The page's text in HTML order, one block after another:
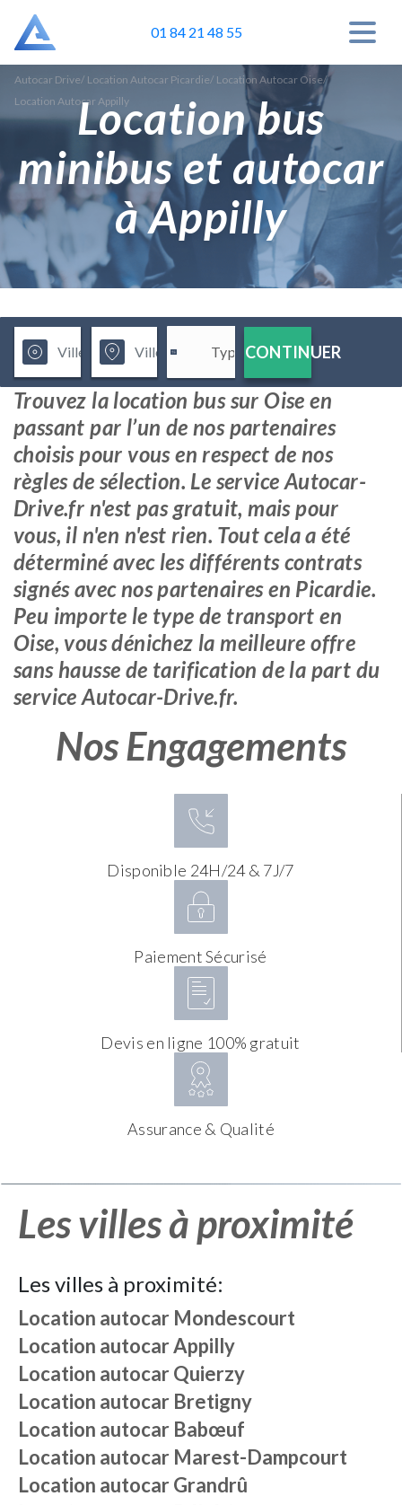
01 84 21 48 55
Autocar Drive/ Location Autocar Picardie/ Location Autocar Oise/
Location Autocar AppillyLocation bus
minibus et autocar
à Appilly
CONTINUER
Trouvez la location bus sur Oise en
passant par l’un de nos partenaires
choisis pour vous en respect de nos
règles de sélection. Le service Autocar-
Drive.fr n'est pas gratuit, mais pour
vous, il n'en n'est rien. Tout cela a été
déterminé avec les différents contrats
signés avec nos partenaires en Picardie.
Peu importe le type de transport en
Oise, vous dénichez la meilleure offre
sans hausse de tarification de la part du
service Autocar-Drive.fr.
Nos Engagements
Disponible 24H/24 & 7J/7
Paiement Sécurisé
Devis en ligne 100% gratuit
Assurance & Qualité
Les villes à proximité
Les villes à proximité:
Location autocar Mondescourt
Location autocarAppilly
Location autocarQuierzy
Location autocar Bretigny
Location autocar Babœuf
Location autocar Marest-Dampcourt
Location autocarGrandrû